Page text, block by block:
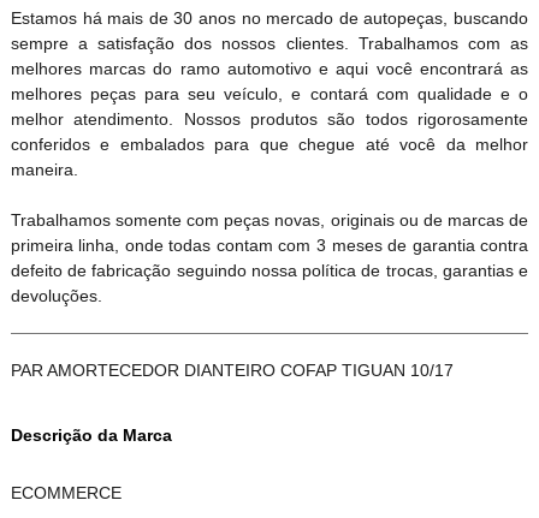
Estamos há mais de 30 anos no mercado de autopeças, buscando
sempre a satisfação dos nossos clientes. Trabalhamos com as
melhores marcas do ramo automotivo e aqui você encontrará as
melhores peças para seu veículo, e contará com qualidade e o
melhor atendimento. Nossos produtos são todos rigorosamente
conferidos e embalados para que chegue até você da melhor
maneira.
Trabalhamos somente com peças novas, originais ou de marcas de
primeira linha, onde todas contam com 3 meses de garantia contra
defeito de fabricação seguindo nossa política de trocas, garantias e
devoluções.
PAR AMORTECEDOR DIANTEIRO COFAP TIGUAN 10/17
Descrição da Marca
ECOMMERCE